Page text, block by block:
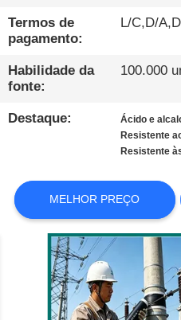
CONTATE-
NOS
BLOGUE
MAPA
Termos de
pagamento:
L/C,D/
Habilidade da
fonte:
100.000
Destaque: Ácido e
Resistente
Resistente
MELHOR PREÇO